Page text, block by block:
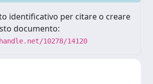
identificativo per citare o creare
documento:
10278/14120